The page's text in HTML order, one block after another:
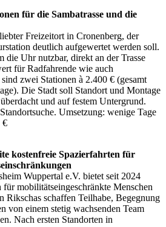
für die Sambatrasse und die
Freizeitort in Cronenberg, der
deutlich aufgewertet werden soll.
die Uhr nutzbar, direkt an der Trasse
für Radfahrende wie auch
zwei Stationen à 2.400 € (gesamt
Die Stadt soll Standort und Montage
und auf festem Untergrund.
Umsetzung: wenige Tage
€
kostenfreie Spazierfahrten für
Wuppertal e.V. bietet seit 2024
mobilitätseingeschränkte Menschen
Rikschas schaffen Teilhabe, Begegnung
von einem stetig wachsenden Team
Nach ersten Standorten in